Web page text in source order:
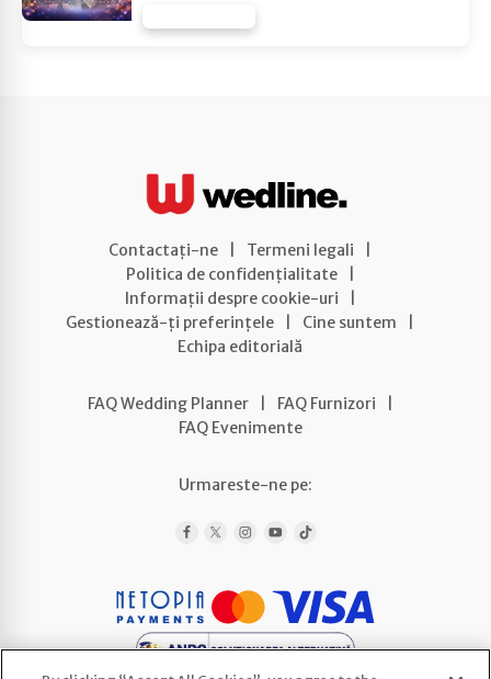
Contactați-ne Termeni legali
Politica de confidențialitate
Informații despre cookie-uri
Gestionează-ți preferințele
Cine suntem
Echipa editorială
FAQ Wedding Planner FAQ Furnizori
FAQ Evenimente
Urmareste-ne pe: